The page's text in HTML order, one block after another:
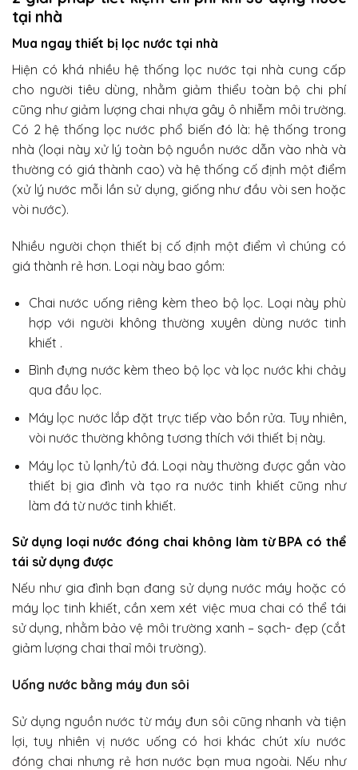
tại nhà
Mua ngay thiết bị lọc nước tại nhà
Hiện có khá nhiều hệ thống lọc nước tại nhà cung cấp
cho người tiêu dùng, nhằm giảm thiểu toàn bộ chi phí
cũng như giảm lượng chai nhựa gây ô nhiễm môi trường.
Có 2 hệ thống lọc nước phổ biến đó là: hệ thống trong
nhà (loại này xử lý toàn bộ nguồn nước dẫn vào nhà và
thường có giá thành cao) và hệ thống cố định một điểm
(xử lý nước mỗi lần sử dụng, giống như đầu vòi sen hoặc
vòi nước).
Nhiều người chọn thiết bị cố định một điểm vì chúng có
giá thành rẻ hơn. Loại này bao gồm:
Chai nước uống riêng kèm theo bộ lọc. Loại này phù
hợp với người không thường xuyên dùng nước tinh
khiết .
Bình đựng nước kèm theo bộ lọc và lọc nước khi chảy
qua đầu lọc.
Máy lọc nước lắp đặt trực tiếp vào bồn rửa. Tuy nhiên,
vòi nước thường không tương thích với thiết bị này.
Máy lọc tủ lạnh/tủ đá. Loại này thường được gắn vào
thiết bị gia đình và tạo ra nước tinh khiết cũng như
làm đá từ nước tinh khiết.
Sử dụng loại nước đóng chai không làm từ BPA có thể
tái sử dụng được
Nếu như gia đình bạn đang sử dụng nước máy hoặc có
máy lọc tinh khiết, cần xem xét việc mua chai có thể tái
sử dụng, nhằm bảo vệ môi trường xanh – sạch- đẹp (cắt
giảm lượng chai thaỉ môi trường).
Uống nước bằng máy đun sôi
Sử dụng nguồn nước từ máy đun sôi cũng nhanh và tiện
lợi, tuy nhiên vị nước uống có hơi khác chút xíu nước
đóng chai nhưng rẻ hơn nước bạn mua ngoài. Nếu như